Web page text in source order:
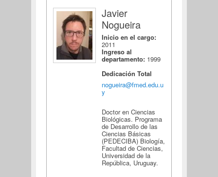
Javier
Nogueira
Inicio en el cargo:
2011
Ingreso al
departamento: 1999
Dedicación Total
nogueira@fmed.edu.u
y
Doctor en Ciencias
Biológicas. Programa
de Desarrollo de las
Ciencias Básicas
(PEDECIBA) Biología,
Facultad de Ciencias,
Universidad de la
República, Uruguay.